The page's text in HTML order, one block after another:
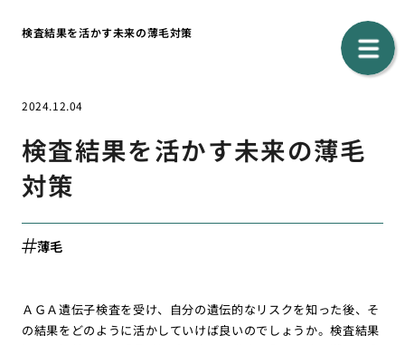
検査結果を活かす未来の薄毛対策
2024.12.04
検査結果を活かす未来の薄毛
対策
薄毛
ＡＧＡ遺伝子検査を受け、自分の遺伝的なリスクを知った後、そ
の結果をどのように活かしていけば良いのでしょうか。検査結果